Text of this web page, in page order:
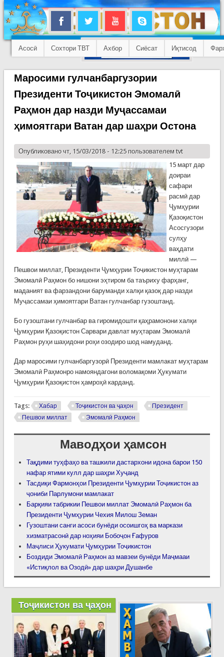
Асосӣ Сохтори ТВТ Ахбор Сиёсат Иқтисод
Маросими гулчанбаргузории
Президенти Тоҷикистон Эмомалӣ
Раҳмон дар назди Муҷассамаи
ҳимоятгари Ватан дар шаҳри Остона
Опубликовано чт, 15/03/2018 - 12:25 пользователем tvt
15 март дар
доираи
сафари
расмӣ дар
Ҷумҳурии
Қазоқистон
Асосгузори
сулҳу
ваҳдати
миллӣ —
Пешвои миллат, Президенти Ҷумҳурии Тоҷикистон муҳтарам
Эмомалӣ Раҳмон бо нишони эҳтиром ба таъриху фарҳанг,
маданият ва фарзандони баруманди халқи қазоқ дар назди
Муҷассамаи ҳимоятгари Ватан гулчанбар гузоштанд.
Бо гузоштани гулчанбар ва гиромидошти қаҳрамонони халқи
Ҷумҳурии Қазоқистон Сарвари давлат муҳтарам Эмомалӣ
Раҳмон руҳи шаҳидони роҳи озодиро шод намуданд.
Дар маросими гулчанбаргузорӣ Президенти мамлакат муҳтарам
Эмомалӣ Раҳмонро намояндагони воломақоми Ҳукумати
Ҷумҳурии Қазоқистон ҳамроҳӣ карданд.
Tags: Хабар Тоҷикистон ва ҷаҳон
Президент
Пешвои миллат
Эмомалӣ Раҳмон
Маводҳои ҳамсон
Тақдими туҳфаҳо ва ташкили дастархони идона барои 150
нафар ятими кулл дар шаҳри Хуҷанд
Тасдиқи Фармонҳои Президенти Ҷумҳурии Тоҷикистон аз
ҷониби Парлумони мамлакат
Барқияи табрикии Пешвои миллат Эмомалӣ Раҳмон ба
Президенти Ҷумҳурии Чехия Милош Земан
Гузоштани санги асоси бунёди осоишгоҳ ва маркази
хизматрасонӣ дар ноҳияи Бобоҷон Ғафуров
Маҷлиси Ҳукумати Ҷумҳурии Тоҷикистон
Боздиди Эмомалӣ Раҳмон аз мавзеи бунёди Маҷмааи
«Истиқлол ва Озодӣ» дар шаҳри Душанбе
Тоҷикистон ва ҷаҳон